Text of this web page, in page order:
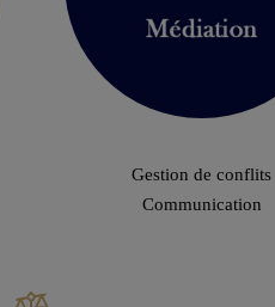
Gestion de conflits
Communication